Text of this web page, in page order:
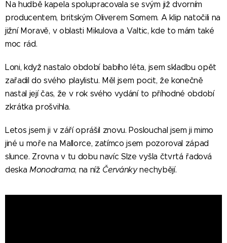
Na hudbě kapela spolupracovala se svým již dvorním
producentem, britským Oliverem Somem. A klip natočili na
jižní Moravě, v oblasti Mikulova a Valtic, kde to mám také
moc rád.
Loni, když nastalo období babího léta, jsem skladbu opět
zařadil do svého playlistu. Měl jsem pocit, že konečně
nastal její čas, že v rok svého vydání to příhodné období
zkrátka prošvihla.
Letos jsem ji v září oprášil znovu. Poslouchal jsem ji mimo
jiné u moře na Mallorce, zatímco jsem pozoroval západ
slunce. Zrovna v tu dobu navíc Slze vyšla čtvrtá řadová
deska Monodrama, na níž Červánkynechybějí.